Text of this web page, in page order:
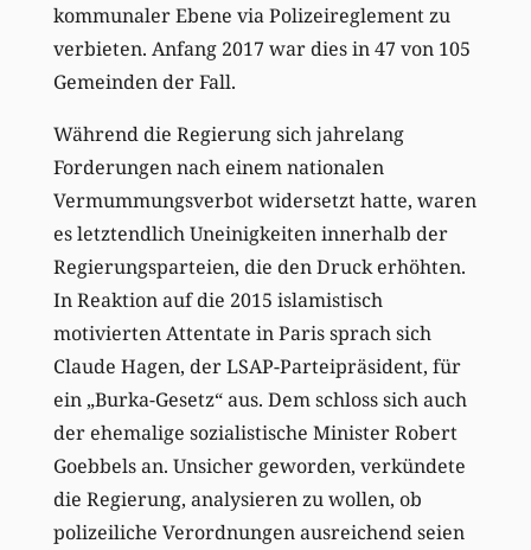
kommunaler Ebene via Polizeireglement zu
verbieten. Anfang 2017 war dies in 47 von 105
Gemeinden der Fall.
Während die Regierung sich jahrelang
Forderungen nach einem nationalen
Vermummungsverbot widersetzt hatte, waren
es letztendlich Uneinigkeiten innerhalb der
Regierungsparteien, die den Druck erhöhten.
In Reaktion auf die 2015 islamistisch
motivierten Attentate in Paris sprach sich
Claude Hagen, der LSAP-Parteipräsident, für
ein „Burka-Gesetz“ aus. Dem schloss sich auch
der ehemalige sozialistische Minister Robert
Goebbels an. Unsicher geworden, verkündete
die Regierung, analysieren zu wollen, ob
polizeiliche Verordnungen ausreichend seien